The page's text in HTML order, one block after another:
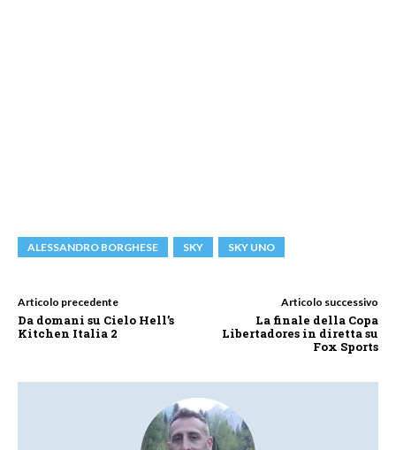
ALESSANDRO BORGHESE SKY SKY UNO
Articolo precedente
Da domani su Cielo Hell’s
Kitchen Italia 2
Articolo successivo
La finale della Copa
Libertadores in diretta su
Fox Sports